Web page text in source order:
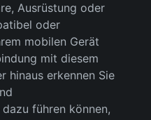
Ausrüstung oder
oder
mobilen Gerät
mit diesem
hinaus erkennen Sie
führen können,